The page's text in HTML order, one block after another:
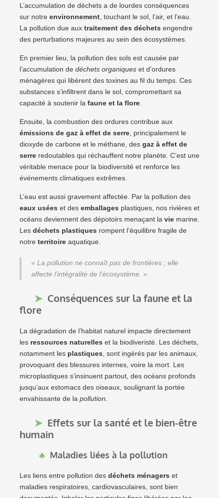
L’accumulation de déchets a de lourdes conséquences
sur notre environnement, touchant le sol, l’air, et l’eau.
La pollution due aux traitement des déchets engendre
des perturbations majeures au sein des écosystèmes.
En premier lieu, la pollution des sols est causée par
l’accumulation de déchets organiques et d’ordures
ménagères qui libèrent des toxines au fil du temps. Ces
substances s’infiltrent dans le sol, compromettant sa
capacité à soutenir la faune et la flore.
Ensuite, la combustion des ordures contribue aux
émissions de gaz à effet de serre, principalement le
dioxyde de carbone et le méthane, des gaz à effet de
serre redoutables qui réchauffent notre planète. C’est une
véritable menace pour la biodiversité et renforce les
événements climatiques extrêmes.
L’eau est aussi gravement affectée. Par la pollution des
eaux usées et des emballages plastiques, nos rivières et
océans deviennent des dépotoirs menaçant la vie marine.
Les déchets plastiques rompent l’équilibre fragile de
notre territoire aquatique.
« La pollution ne connaît pas de frontières ; elle
affecte l’intégralité de l’écosystème. »
Conséquences sur la faune et la
flore
La dégradation de l’habitat naturel impacte directement
les ressources naturelles et la biodiveristé. Les déchets,
notamment les plastiques, sont ingérés par les animaux,
provoquant des blessures internes, voire la mort. Les
microplastiques s’insinuent partout, des océans profonds
jusqu’aux estomacs des oiseaux, soulignant la portée
envahissante de la pollution.
Effets sur la santé et le bien-être
humain
Maladies liées à la pollution
Les liens entre pollution des déchets ménagers et
maladies respiratoires, cardiovasculaires, sont bien